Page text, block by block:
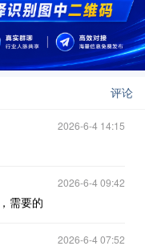
评论
2026-6-4 14:15
2026-6-4 09:42
需要的
2026-6-4 07:52